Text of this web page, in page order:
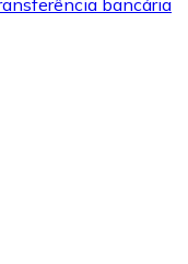
comprar
marcas favoritas